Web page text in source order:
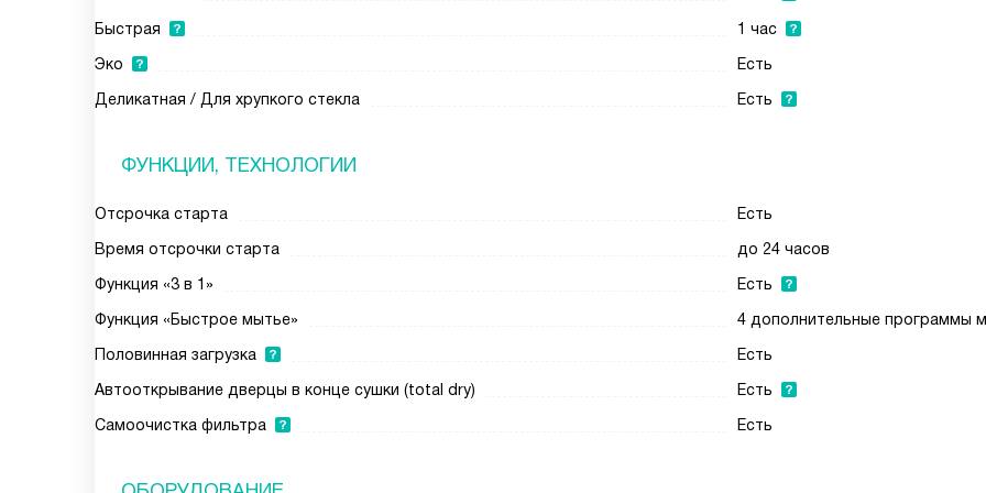
Быстрая
1 час
Эко
Есть
Деликатная / Для хрупкого стекла
Есть
ФУНКЦИИ, ТЕХНОЛОГИИ
Отсрочка старта
Есть
Время отсрочки старта
до 24 часов
Функция «3 в 1»
Есть
Функция «Быстрое мытье»
4 дополнительные программы
Половинная загрузка
Есть
Автооткрывание дверцы в конце сушки (total dry)
Есть
Самоочистка фильтра
Есть